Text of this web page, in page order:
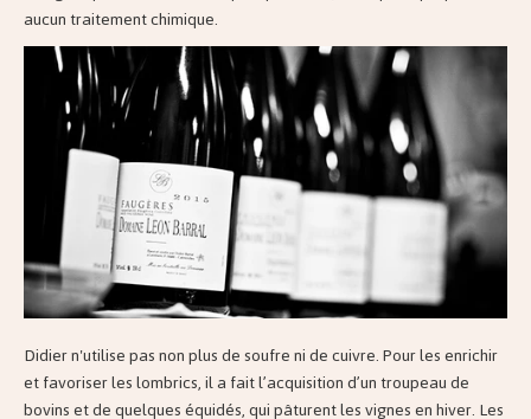
aucun traitement chimique.
Didier n'utilise pas non plus de soufre ni de cuivre. Pour les enrichir
et favoriser les lombrics, il a fait l’acquisition d’un troupeau de
bovins et de quelques équidés, qui pâturent les vignes en hiver. Les